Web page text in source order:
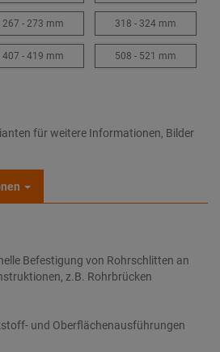
267 - 273 mm 318 - 324 mm
407 - 419 mm 508 - 521 mm
für weitere Informationen, Bilder
Befestigung von Rohrschlitten an
z.B. Rohrbrücken
und Oberflächenausführungen